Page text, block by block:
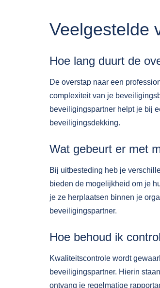
Veelgestelde
Hoe lang duurt de
De overstap naar een
complexiteit van je
beveiligingspartner helpt je bij
beveiligingsdekking.
Wat gebeurt er met
Bij uitbesteding heb je
bieden de mogelijkheid om je
je ze herplaatsen binnen je
beveiligingspartner.
Hoe behoud ik
Kwaliteitscontrole wordt
beveiligingspartner. Hierin
ontvang je regelmatige